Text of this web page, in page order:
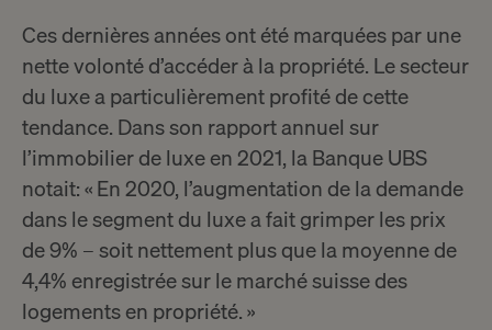
Ces dernières années ont été marquées par une
nette volonté d’accéder à la propriété. Le secteur
du luxe a particulièrement profité de cette
tendance. Dans son rapport annuel sur
l’immobilier de luxe en 2021, la Banque UBS
notait: « En 2020, l’augmentation de la demande
dans le segment du luxe a fait grimper les prix
de 9% – soit nettement plus que la moyenne de
4,4% enregistrée sur le marché suisse des
logements en propriété. »